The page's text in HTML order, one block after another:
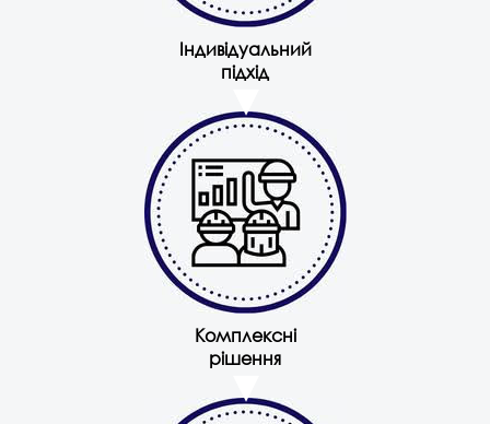
Індивідуальний
підхід
Комплексні
рішення